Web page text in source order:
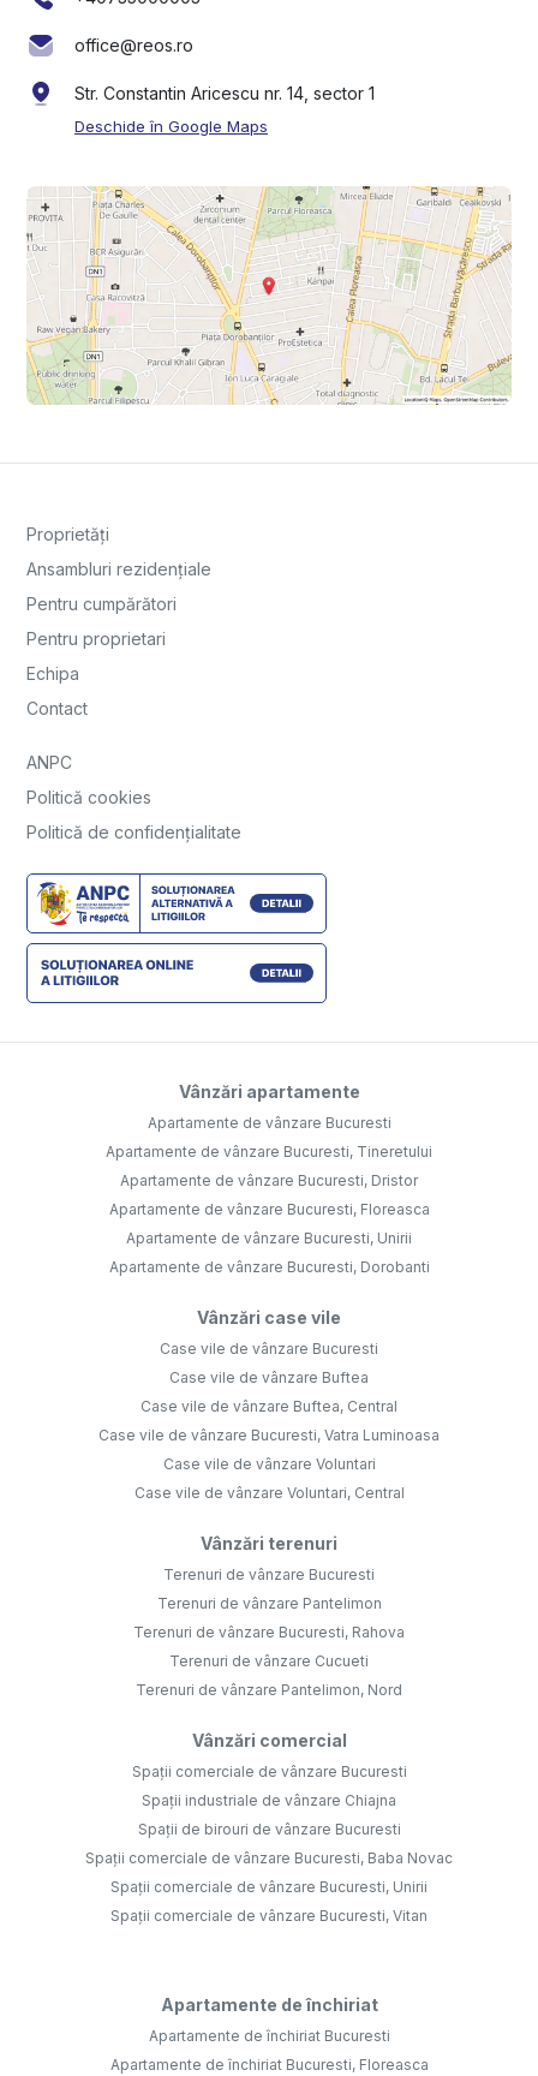
office@reos.ro
Str. Constantin Aricescu nr. 14, sector 1
Deschide în Google Maps
Proprietăți
Ansambluri rezidențiale
Pentru cumpărători
Pentru proprietari
Echipa
Contact
ANPC
Politică cookies
Politică de confidențialitate
Vânzări apartamente
Apartamente de vânzare Bucuresti
Apartamente de vânzare Bucuresti, Tineretului
Apartamente de vânzare Bucuresti, Dristor
Apartamente de vânzare Bucuresti, Floreasca
Apartamente de vânzare Bucuresti, Unirii
Apartamente de vânzare Bucuresti, Dorobanti
Vânzări case vile
Case vile de vânzare Bucuresti
Case vile de vânzare Buftea
Case vile de vânzare Buftea, Central
Case vile de vânzare Bucuresti, Vatra Luminoasa
Case vile de vânzare Voluntari
Case vile de vânzare Voluntari, Central
Vânzări terenuri
Terenuri de vânzare Bucuresti
Terenuri de vânzare Pantelimon
Terenuri de vânzare Bucuresti, Rahova
Terenuri de vânzare Cucueti
Terenuri de vânzare Pantelimon, Nord
Vânzări comercial
Spații comerciale de vânzare Bucuresti
Spații industriale de vânzare Chiajna
Spații de birouri de vânzare Bucuresti
Spații comerciale de vânzare Bucuresti, Baba Novac
Spații comerciale de vânzare Bucuresti, Unirii
Spații comerciale de vânzare Bucuresti, Vitan
Apartamente de închiriat
Apartamente de închiriat Bucuresti
Apartamente de închiriat Bucuresti, Floreasca